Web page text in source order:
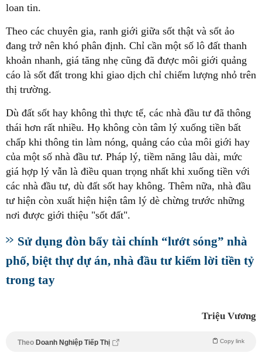
loan tin.
Theo các chuyên gia, ranh giới giữa sốt thật và sốt ảo
đang trở nên khó phân định. Chỉ cần một số lô đất thanh
khoản nhanh, giá tăng nhẹ cũng đã được môi giới quảng
cáo là sốt đất trong khi giao dịch chỉ chiếm lượng nhỏ trên
thị trường.
Dù đất sốt hay không thì thực tế, các nhà đầu tư đã thông
thái hơn rất nhiều. Họ không còn tâm lý xuống tiền bất
chấp khi thông tin làm nóng, quảng cáo của môi giới hay
của một số nhà đầu tư. Pháp lý, tiềm năng lâu dài, mức
giá hợp lý vẫn là điều quan trọng nhất khi xuống tiền với
các nhà đầu tư, dù đất sốt hay không. Thêm nữa, nhà đầu
tư hiện còn xuất hiện hiện tâm lý dè chừng trước những
nơi được giới thiệu "sốt đất".
Sử dụng đòn bẩy tài chính “lướt sóng” nhà
phố, biệt thự dự án, nhà đầu tư kiếm lời tiền tỷ
trong tay
Triệu Vương
Theo Doanh Nghiệp Tiếp Thị Copy link